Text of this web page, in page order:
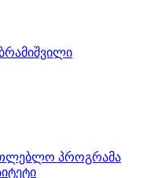
პროგრამა